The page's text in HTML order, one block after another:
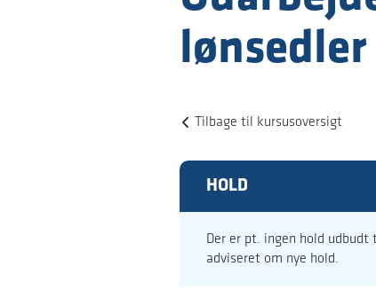
lønsedler
Tilbage til kursusoversigt
HOLD
Der er pt. ingen hold
adviseret om nye hold.